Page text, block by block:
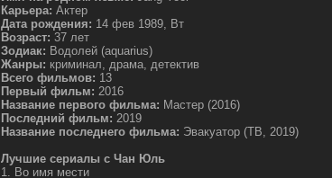
Карьера: Актер
Дата рождения: 14 фев 1989, Вт
Возраст: 37 лет
Зодиак: Водолей (aquarius)
Жанры: криминал, драма, детектив
Всего фильмов: 13
Первый фильм: 2016
Название первого фильма: Мастер (2016)
Последний фильм: 2019
Название последнего фильма: Эвакуатор (ТВ, 2019)
Лучшие сериалы с Чан Юль
1. Во имя мести